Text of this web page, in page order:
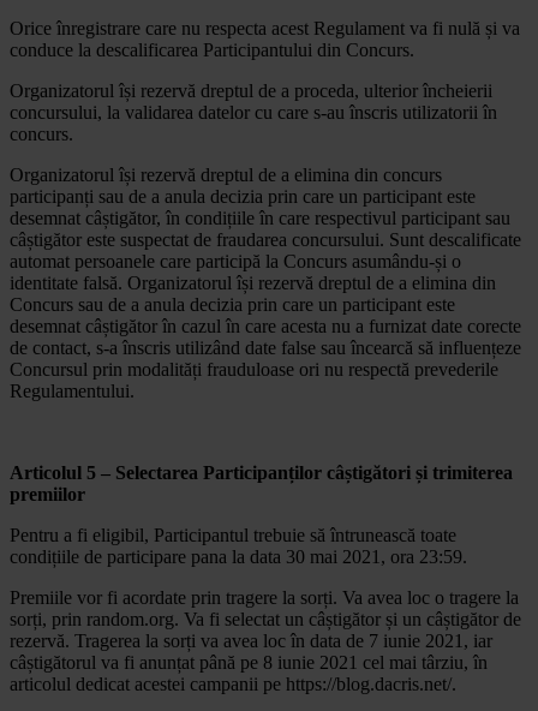
Orice înregistrare care nu respecta acest Regulament va fi nulă și va
conduce la descalificarea Participantului din Concurs.
Organizatorul își rezervă dreptul de a proceda, ulterior încheierii
concursului, la validarea datelor cu care s-au înscris utilizatorii în
concurs.
Organizatorul își rezervă dreptul de a elimina din concurs
participanți sau de a anula decizia prin care un participant este
desemnat câștigător, în condițiile în care respectivul participant sau
câștigător este suspectat de fraudarea concursului. Sunt descalificate
automat persoanele care participă la Concurs asumându-și o
identitate falsă. Organizatorul își rezervă dreptul de a elimina din
Concurs sau de a anula decizia prin care un participant este
desemnat câștigător în cazul în care acesta nu a furnizat date corecte
de contact, s-a înscris utilizând date false sau încearcă să influențeze
Concursul prin modalități frauduloase ori nu respectă prevederile
Regulamentului.
Articolul 5 – Selectarea Participanților câștigători și trimiterea
premiilor
Pentru a fi eligibil, Participantul trebuie să întrunească toate
condițiile de participare pana la data 30 mai 2021, ora 23:59.
Premiile vor fi acordate prin tragere la sorți. Va avea loc o tragere la
sorți, prin random.org. Va fi selectat un câștigător și un câștigător de
rezervă. Tragerea la sorți va avea loc în data de 7 iunie 2021, iar
câștigătorul va fi anunțat până pe 8 iunie 2021 cel mai târziu, în
articolul dedicat acestei campanii pe https://blog.dacris.net/.